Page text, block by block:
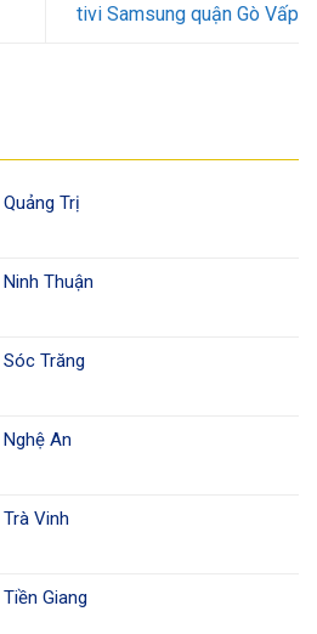
tivi Samsung quận Gò Vấp
Trị
Thuận
Trăng
An
Vinh
Giang